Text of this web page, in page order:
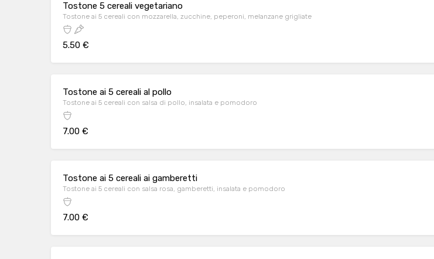
Tostone 5 cereali vegetariano
Tostone ai 5 cereali con mozzarella, zucchine, peperoni, melanzane grigliate
5.50 €
Tostone ai 5 cereali al pollo
Tostone ai 5 cereali con salsa di pollo, insalata e pomodoro
7.00 €
Tostone ai 5 cereali ai gamberetti
Tostone ai 5 cereali con salsa rosa, gamberetti, insalata e pomodoro
7.00 €